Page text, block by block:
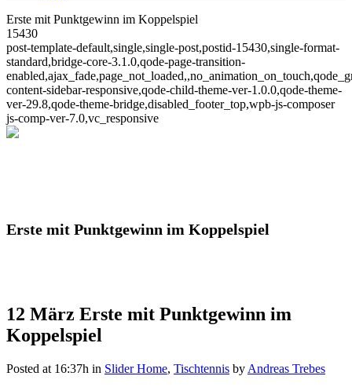
Erste mit Punktgewinn im Koppelspiel
15430
post-template-default,single,single-post,postid-15430,single-format-
standard,bridge-core-3.1.0,qode-page-transition-
content-sidebar-responsive,qode-child-theme-ver-1.0.0,qode-theme-
ver-29.8,qode-theme-bridge,disabled_footer_top,wpb-js-composer
js-comp-ver-7.0,vc_responsive
Erste mit Punktgewinn im Koppelspiel
12 März Erste mit Punktgewinn im
Koppelspiel
Posted at 16:37h in Slider Home, Tischtennis by Andreas Trebes